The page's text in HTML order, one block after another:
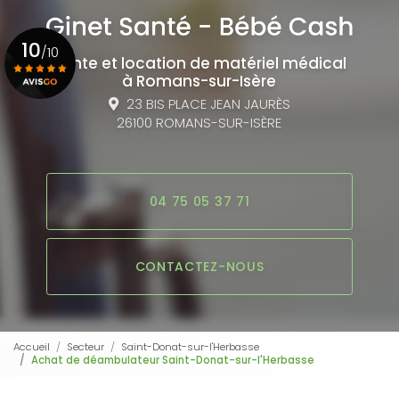
Vente et location de matériel médical
à Romans-sur-Isère
23 BIS PLACE JEAN JAURÈS
26100 ROMANS-SUR-ISÈRE
04 75 05 37 71
CONTACTEZ-NOUS
10/10
Accueil Secteur
Saint-Donat-sur-l'Herbasse
Achat de déambulateur Saint-Donat-sur-l'Herbasse